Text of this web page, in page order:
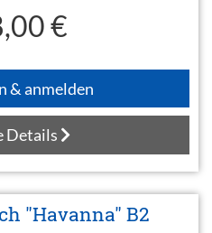
€
& anmelden
Details
"Havanna" B2